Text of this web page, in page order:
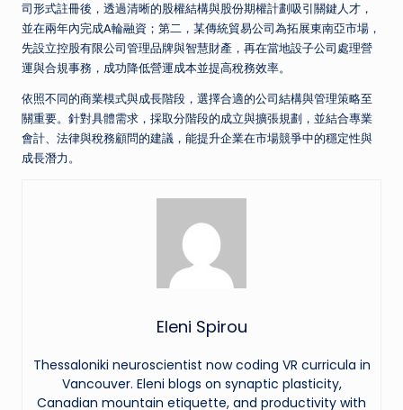
司形式註冊後，透過清晰的股權結構與股份期權計劃吸引關鍵人才，
並在兩年內完成A輪融資；第二，某傳統貿易公司為拓展東南亞市場，
先設立控股有限公司管理品牌與智慧財產，再在當地設子公司處理營
運與合規事務，成功降低營運成本並提高稅務效率。
依照不同的商業模式與成長階段，選擇合適的公司結構與管理策略至
關重要。針對具體需求，採取分階段的成立與擴張規劃，並結合專業
會計、法律與稅務顧問的建議，能提升企業在市場競爭中的穩定性與
成長潛力。
Eleni Spirou
Thessaloniki neuroscientist now coding VR curricula in
Vancouver. Eleni blogs on synaptic plasticity,
Canadian mountain etiquette, and productivity with